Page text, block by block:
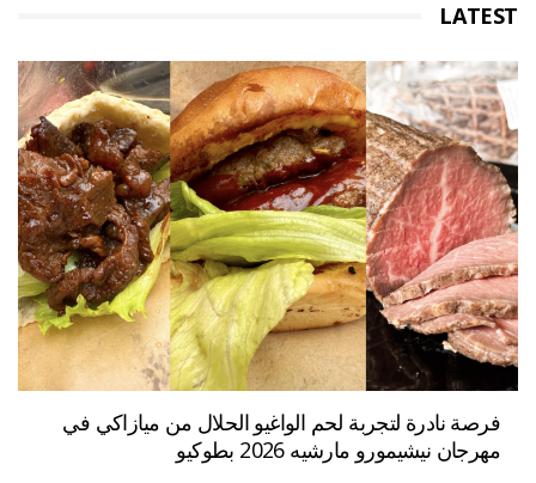
LATEST
فرصة نادرة لتجربة لحم الواغيو الحلال من ميازاكي في
مهرجان نيشيمورو مارشيه 2026 بطوكيو